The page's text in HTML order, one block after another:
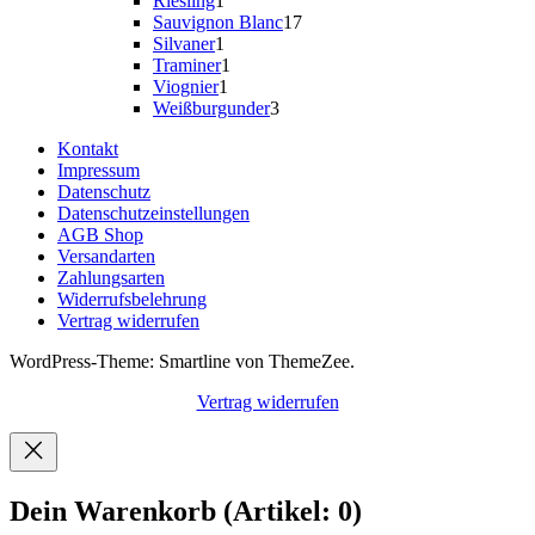
Produkt
Sauvignon Blanc1717
Silvaner1
Produkt
Traminer1
Viognier1
Produkt
Weißburgunder33
Kontakt
Impressum
Datenschutz
Datenschutzeinstellungen
AGB Shop
Versandarten
Zahlungsarten
Widerrufsbelehrung
Vertrag widerrufen
WordPress-Theme: Smartline von ThemeZee.
Vertrag widerrufen
Dein Warenkorb (Artikel: 0)